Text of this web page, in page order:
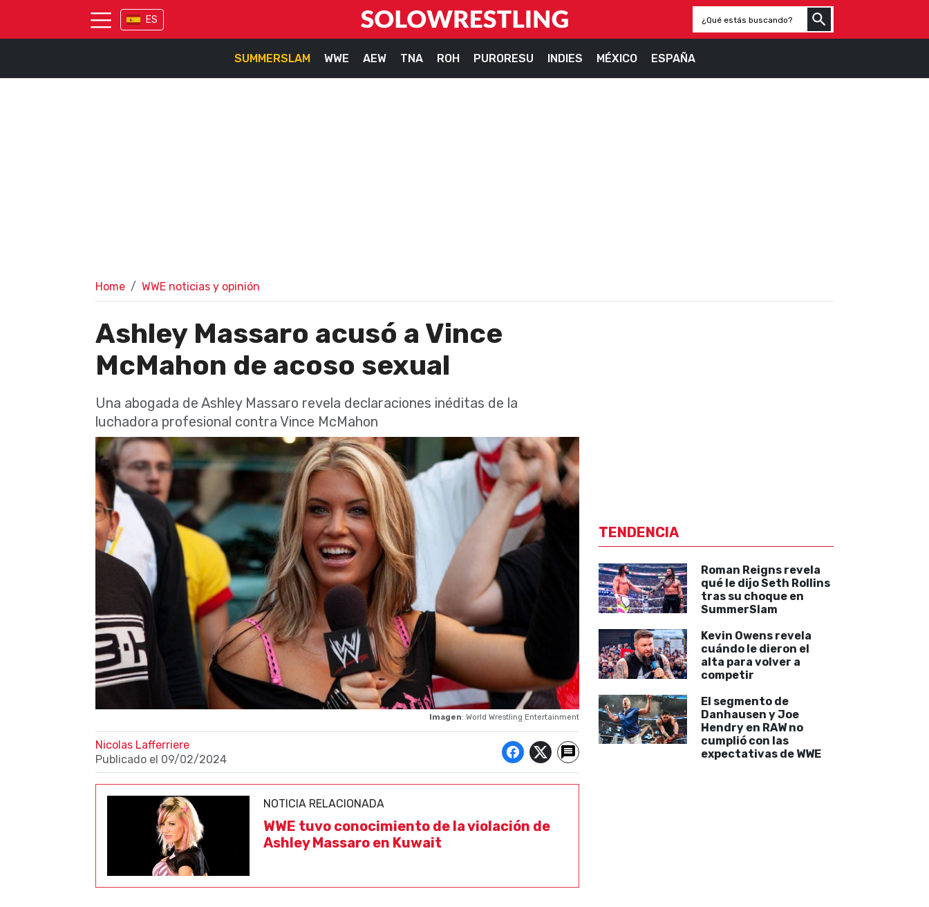
ES
SUMMERSLAM WWE AEW TNA ROH PURORESU INDIES MÉXICO ESPAÑA
Home WWE noticias y opinión
Ashley Massaro acusó a Vince
McMahon de acoso sexual
Una abogada de Ashley Massaro revela declaraciones inéditas de la
luchadora profesional contra Vince McMahon
Imagen: World Wrestling Entertainment
Nicolas Lafferriere
Publicado el 09/02/2024
NOTICIA RELACIONADA
WWE tuvo conocimiento de la violación de
Ashley Massaro en Kuwait
TENDENCIA
Roman Reigns revela
qué le dijo Seth Rollins
tras su choque en
SummerSlam
Kevin Owens revela
cuándo le dieron el
alta para volver a
competir
El segmento de
Danhausen y Joe
Hendry en RAW no
cumplió con las
expectativas de WWE